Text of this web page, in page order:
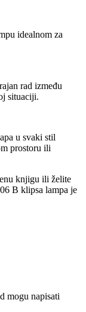
idealnom za
rad između
situaciji.
u svaki stil
prostoru ili
knjigu ili želite
B klipsa lampa je
mogu napisati